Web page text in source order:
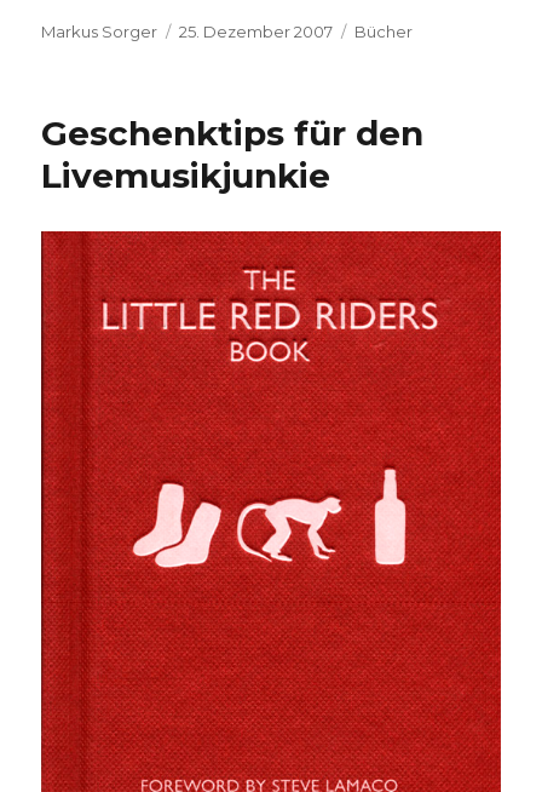
Autor
Markus Sorger
Veröffentlicht
25. Dezember 2007 Kategorien
Bücher
Geschenktips für den
Livemusikjunkie